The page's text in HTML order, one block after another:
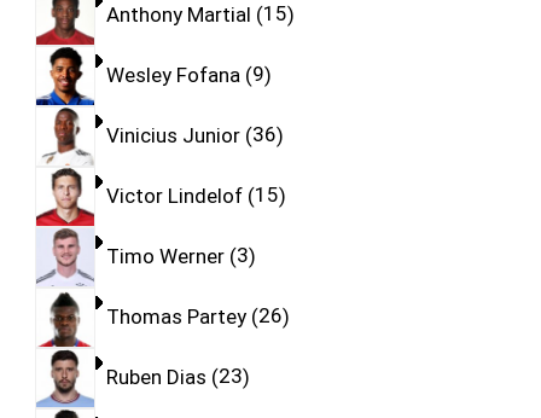
Anthony Martial 15
Wesley Fofana 9
Vinicius Junior 36
Victor Lindelof 15
Timo Werner 3
Thomas Partey 26
Ruben Dias 23